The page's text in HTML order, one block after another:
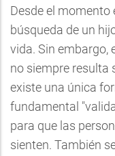
Desde el momento
búsqueda de un
vida. Sin embargo,
no siempre resulta
existe una única
fundamental
para que las
sienten. También